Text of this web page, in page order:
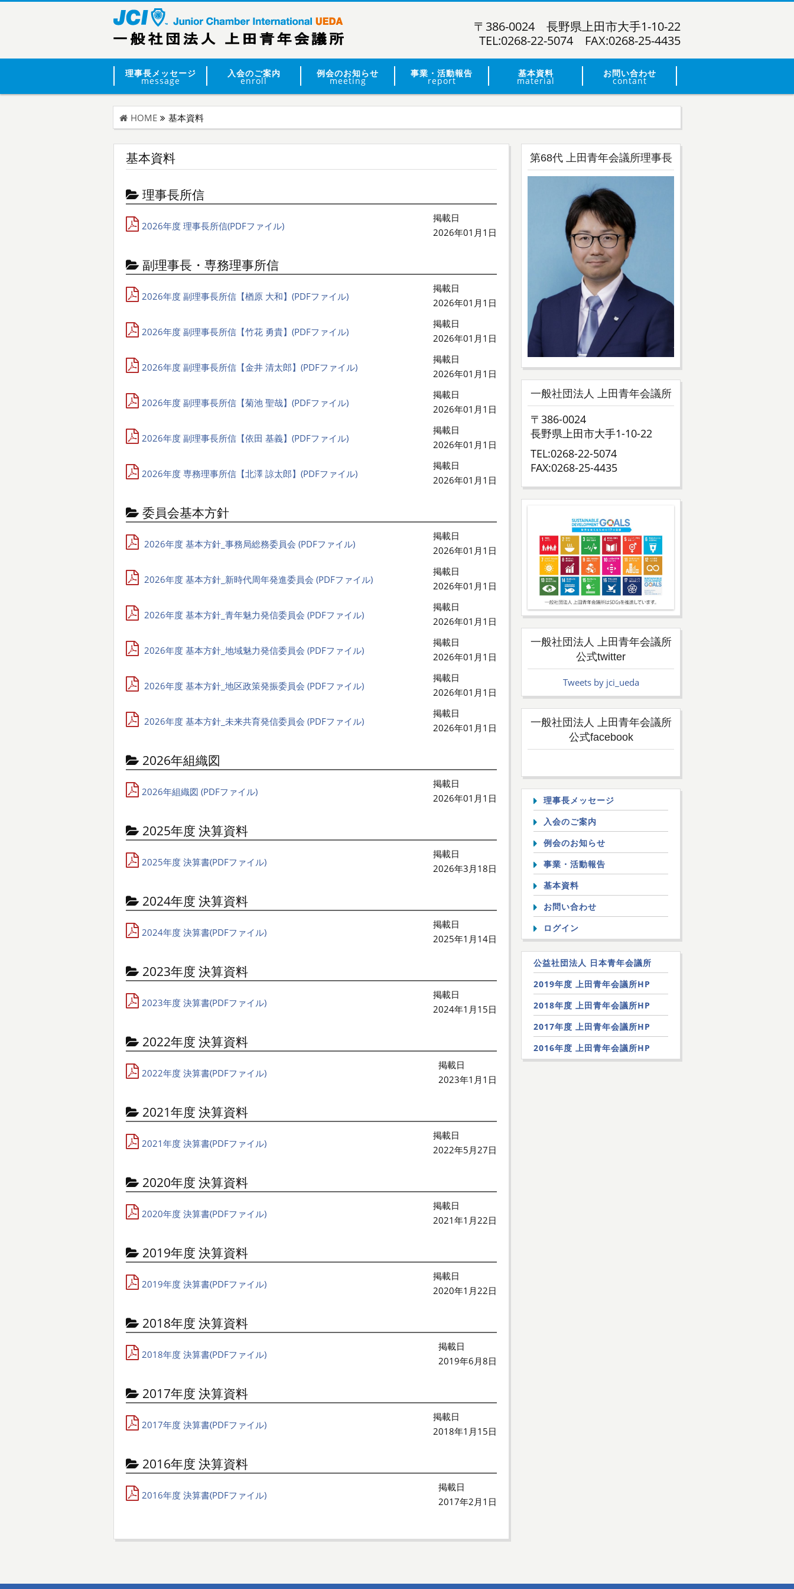
〒386-0024 長野県上田市大手1-10-22
TEL:0268-22-5074 FAX:0268-25-4435
理事長メッセージ
message
入会のご案内
enroll
例会のお知らせ
meeting
事業・活動報告
report
基本資料
material
お問い合わせ
contant
HOME 基本資料
基本資料
理事長所信
2026年度 理事長所信(PDFファイル)
掲載日
2026年01月1日
副理事長・専務理事所信
2026年度 副理事長所信【楢原 大和】(PDFファイル)
掲載日
2026年01月1日
2026年度 副理事長所信【竹花 勇貴】(PDFファイル)
掲載日
2026年01月1日
2026年度 副理事長所信【金井 清太郎】(PDFファイル)
掲載日
2026年01月1日
2026年度 副理事長所信【菊池 聖哉】(PDFファイル)
掲載日
2026年01月1日
2026年度 副理事長所信【依田 基義】(PDFファイル)
掲載日
2026年01月1日
2026年度 専務理事所信【北澤 諒太郎】(PDFファイル)
掲載日
2026年01月1日
委員会基本方針
2026年度 基本方針_事務局総務委員会 (PDFファイル)
掲載日
2026年01月1日
2026年度 基本方針_新時代周年発進委員会 (PDFファイル)
掲載日
2026年01月1日
2026年度 基本方針_青年魅力発信委員会 (PDFファイル)
掲載日
2026年01月1日
2026年度 基本方針_地域魅力発信委員会 (PDFファイル)
掲載日
2026年01月1日
2026年度 基本方針_地区政策発振委員会 (PDFファイル)
掲載日
2026年01月1日
2026年度 基本方針_未来共育発信委員会 (PDFファイル)
掲載日
2026年01月1日
2026年組織図
2026年組織図 (PDFファイル)
掲載日
2026年01月1日
2025年度 決算資料
2025年度 決算書(PDFファイル)
掲載日
2026年3月18日
2024年度 決算資料
2024年度 決算書(PDFファイル)
掲載日
2025年1月14日
2023年度 決算資料
2023年度 決算書(PDFファイル)
掲載日
2024年1月15日
2022年度 決算資料
2022年度 決算書(PDFファイル)
掲載日
2023年1月1日
2021年度 決算資料
2021年度 決算書(PDFファイル)
掲載日
2022年5月27日
2020年度 決算資料
2020年度 決算書(PDFファイル)
掲載日
2021年1月22日
2019年度 決算資料
2019年度 決算書(PDFファイル)
掲載日
2020年1月22日
2018年度 決算資料
2018年度 決算書(PDFファイル)
掲載日
2019年6月8日
2017年度 決算資料
2017年度 決算書(PDFファイル)
掲載日
2018年1月15日
2016年度 決算資料
2016年度 決算書(PDFファイル)
掲載日
2017年2月1日
第68代 上田青年会議所理事長
一般社団法人 上田青年会議所
〒386-0024
長野県上田市大手1-10-22
TEL:0268-22-5074
FAX:0268-25-4435
一般社団法人 上田青年会議所
公式twitter
Tweets by jci_ueda
一般社団法人 上田青年会議所
公式facebook
理事長メッセージ
入会のご案内
例会のお知らせ
事業・活動報告
基本資料
お問い合わせ
ログイン
公益社団法人 日本青年会議所
2019年度 上田青年会議所HP
2018年度 上田青年会議所HP
2017年度 上田青年会議所HP
2016年度 上田青年会議所HP